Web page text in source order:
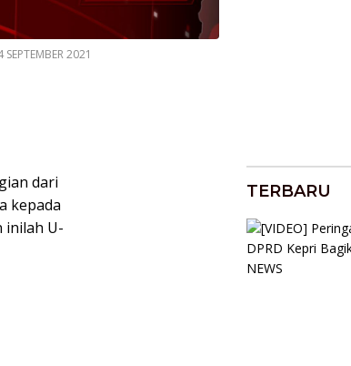
2021
dari
kepada
inilah U-
TERBARU